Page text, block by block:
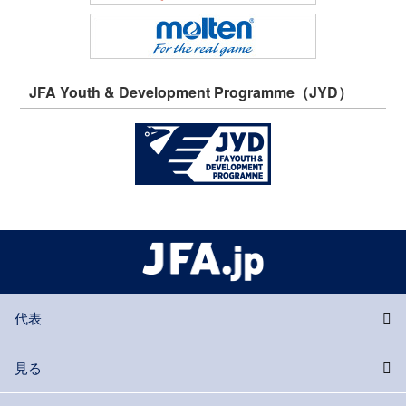
JFA Youth & Development Programme（JYD）
代表
見る